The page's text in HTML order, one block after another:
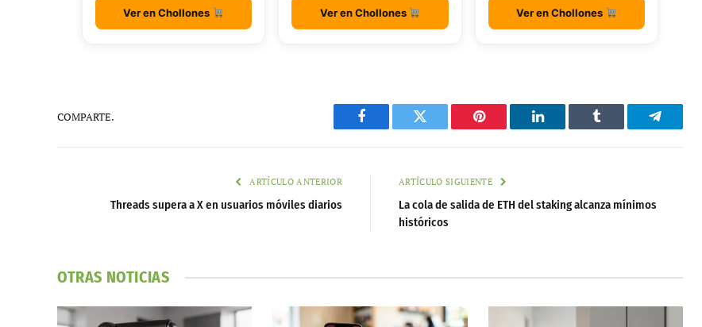
Ver en Chollones Ver en Chollones Ver en Chollones
COMPARTE.
Facebook Twitter Pinterest LinkedIn Tumblr Telegram
ARTÍCULO ANTERIOR
Threads supera a X en usuarios móviles diarios
ARTÍCULO SIGUIENTE
La cola de salida de ETH del staking alcanza mínimos
históricos
OTRAS NOTICIAS